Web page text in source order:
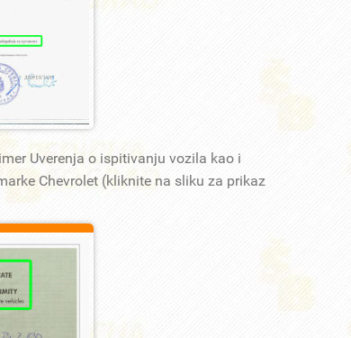
Uverenja o ispitivanju vozila kao i
Chevrolet (kliknite na sliku za prikaz